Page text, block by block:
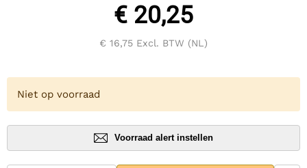
€ 20,25
€ 16,75 Excl. BTW (NL)
Niet op voorraad
Voorraad alert instellen